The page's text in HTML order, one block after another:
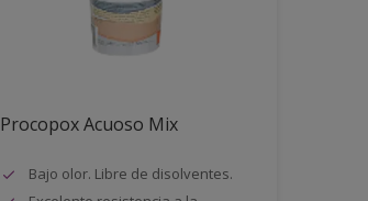
Procopox Acuoso Mix
Bajo olor. Libre de disolventes.